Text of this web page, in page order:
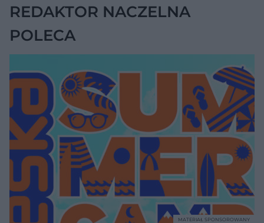
REDAKTOR NACZELNA
POLECA
MATERIAŁ SPONSOROWANY